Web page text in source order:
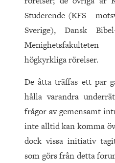
Studerende (KFS –
Sverige), Dansk
högkyrkliga rörelser.
De åtta träffas ett par
hålla varandra
frågor av gemensamt
inte alltid kan komma
dock vissa initiativ
som görs från detta